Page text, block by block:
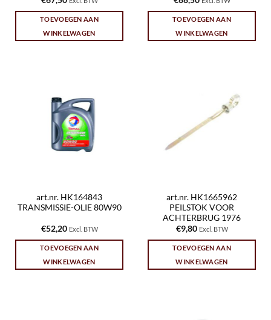
TOEVOEGEN AAN
WINKELWAGEN
TOEVOEGEN AAN
WINKELWAGEN
art.nr. HK164843
TRANSMISSIE-OLIE 80W90
€52,20 Excl. BTW
TOEVOEGEN AAN
WINKELWAGEN
art.nr. HK1665962
PEILSTOK VOOR
ACHTERBRUG 1976
€9,80 Excl. BTW
TOEVOEGEN AAN
WINKELWAGEN